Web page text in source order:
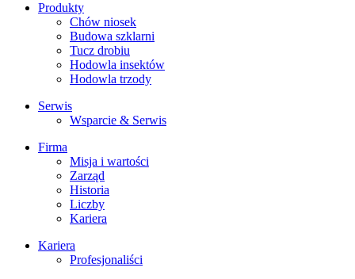
Produkty
Chów niosek
Budowa szklarni
Tucz drobiu
Hodowla insektów
Hodowla trzody
Serwis
Wsparcie & Serwis
Firma
Misja i wartości
Zarząd
Historia
Liczby
Kariera
Kariera
Profesjonaliści